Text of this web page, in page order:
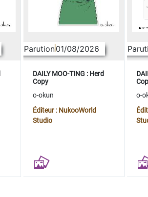
Parution01/08/2026
DAILY MOO-TING : Herd
Copy
o-okun
Éditeur : NukooWorld
Studio
o-